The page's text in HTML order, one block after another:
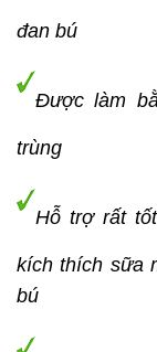
đan bú
Được làm
trùng
Hỗ trợ rất
kích thích sữa
bú